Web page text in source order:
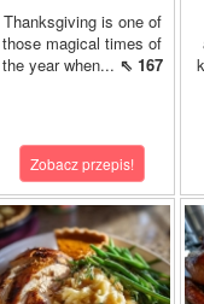
Thanksgiving is one of
those magical times of
the year when... ⇖ 167
Zobacz przepis!